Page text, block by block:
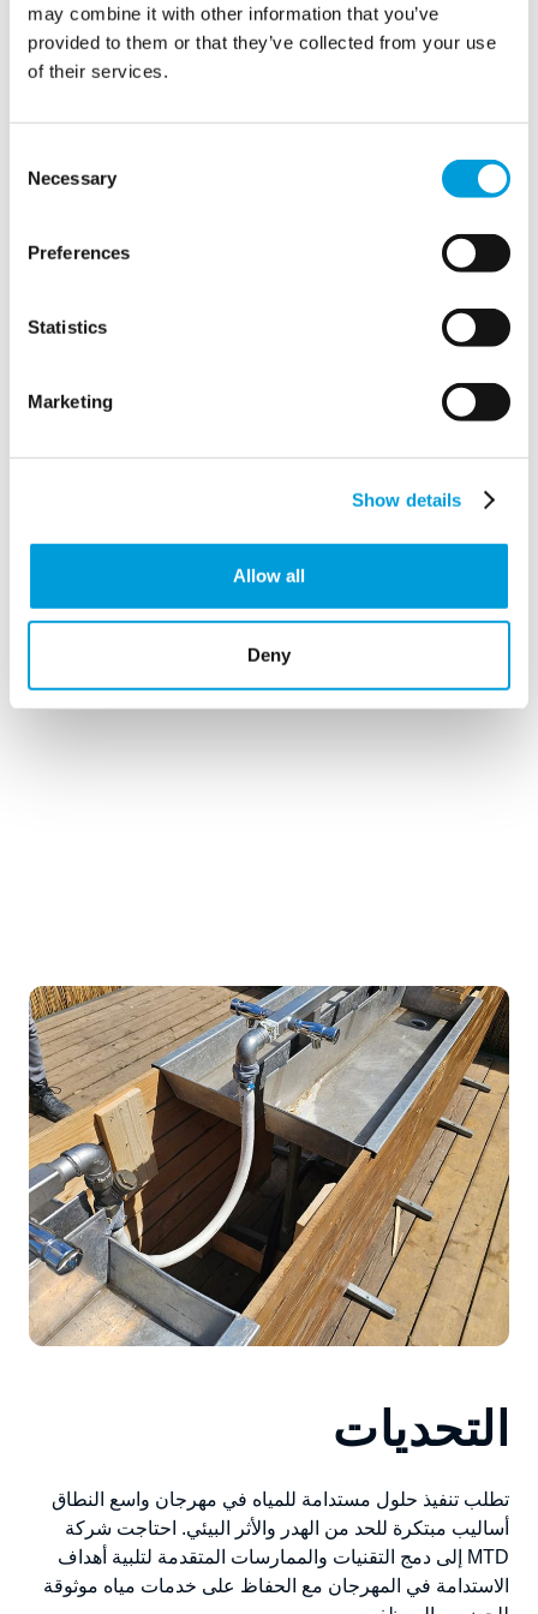
may combine it with other information that you’ve
provided to them or that they’ve collected from your use
of their services.
Selection
Necessary
Preferences
Statistics
Marketing
Show details
Allow all
Deny
سعى مهرجان Intents إلى تعزيز جهود الاستدامة من خلال
تحسين استخدام المياه وتقليل الأثر البيئي. وكُلِّفت شركة MTD
مما يضمن توزيع المياه وإدارتها بكفاءة في جميع أنحاء الحدث.
التحديات
تطلب تنفيذ حلول مستدامة للمياه في مهرجان واسع النطاق
أساليب مبتكرة للحد من الهدر والأثر البيئي. احتاجت شركة
MTD إلى دمج التقنيات والممارسات المتقدمة لتلبية أهداف
الاستدامة في المهرجان مع الحفاظ على خدمات مياه موثوقة